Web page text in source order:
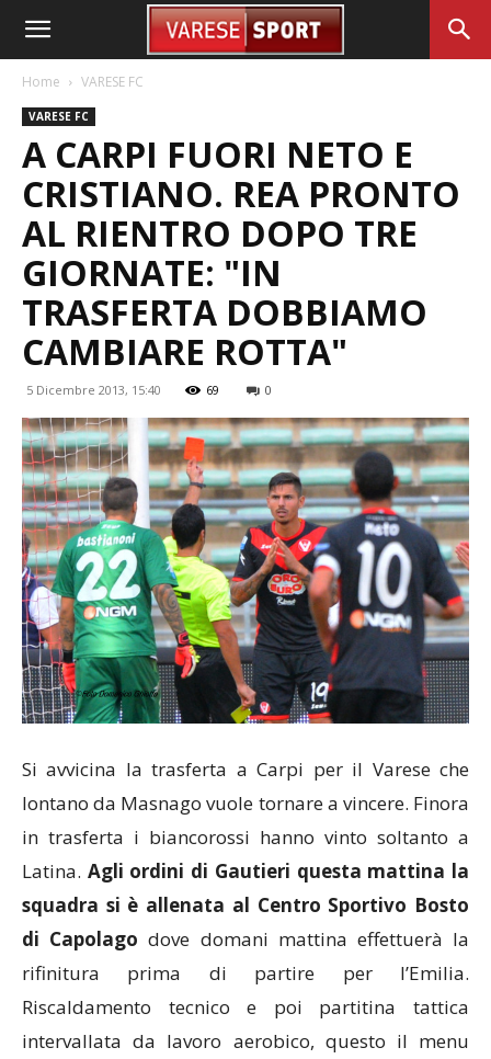
Home VARESE FC
VARESE FC
A CARPI FUORI NETO E
CRISTIANO. REA PRONTO
AL RIENTRO DOPO TRE
GIORNATE: "IN
TRASFERTA DOBBIAMO
CAMBIARE ROTTA"
5 Dicembre 2013, 15:40 69 0
Si avvicina la trasferta a Carpi per il Varese che
lontano da Masnago vuole tornare a vincere. Finora
in trasferta i biancorossi hanno vinto soltanto a
Latina. Agli ordini di Gautieri questa mattina la
squadra si è allenata al Centro Sportivo Bosto
di Capolago dove domani mattina effettuerà la
rifinitura prima di partire per l’Emilia.
Riscaldamento tecnico e poi partitina tattica
intervallata da lavoro aerobico, questo il menu